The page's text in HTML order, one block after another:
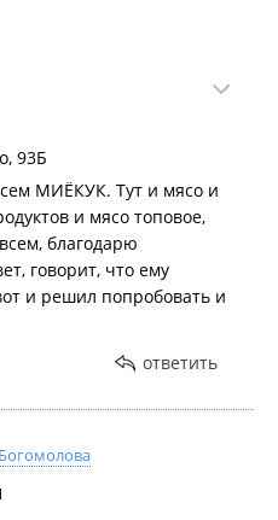
93Б
МИЁКУК. Тут и мясо и
и мясо топовое,
благодарю
говорит, что ему
и решил попробовать и
ответить